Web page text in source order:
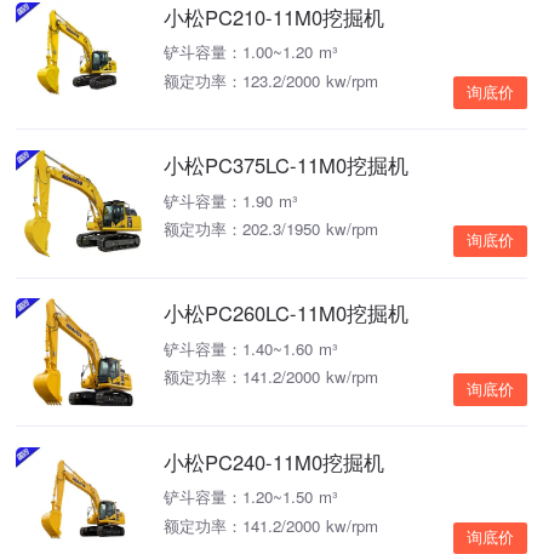
小松PC210-11M0挖掘机
铲斗容量：1.00~1.20 m³
额定功率：123.2/2000 kw/rpm
询底价
小松PC375LC-11M0挖掘机
铲斗容量：1.90 m³
额定功率：202.3/1950 kw/rpm
询底价
小松PC260LC-11M0挖掘机
铲斗容量：1.40~1.60 m³
额定功率：141.2/2000 kw/rpm
询底价
小松PC240-11M0挖掘机
铲斗容量：1.20~1.50 m³
额定功率：141.2/2000 kw/rpm
询底价